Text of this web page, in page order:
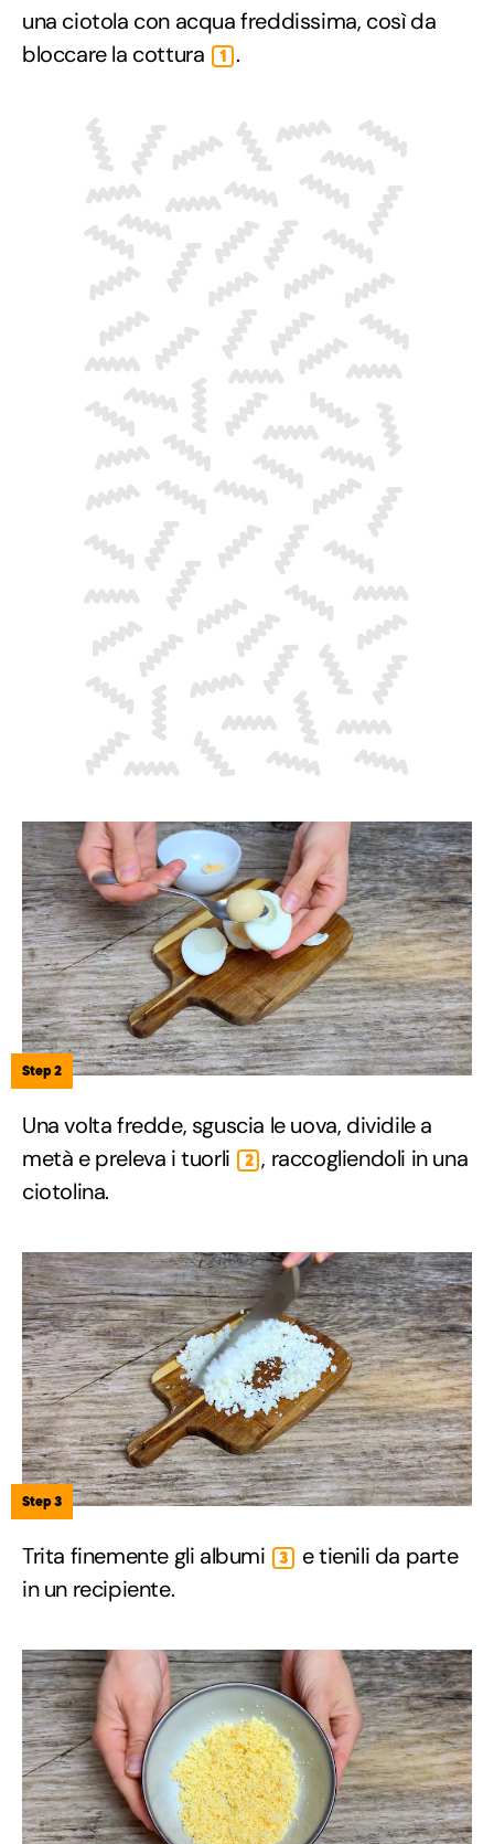
una ciotola con acqua freddissima, così da
bloccare la cottura
1 .
Step 2
Una volta fredde, sguscia le uova, dividile a
metà e preleva i tuorli
2 , raccogliendoli in una
ciotolina.
Step 3
Trita finemente gli albumi 3
e tienili da parte
in un recipiente.